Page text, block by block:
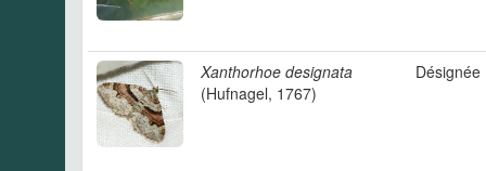
Xanthorhoe designata
(Hufnagel, 1767)
Désignée